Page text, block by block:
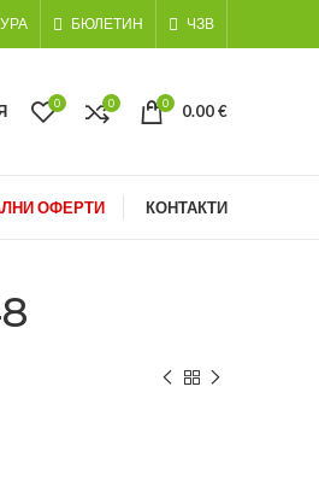
БЮЛЕТИН ЧЗВ
0 0 0 0.00€
ОФЕРТИ КОНТАКТИ